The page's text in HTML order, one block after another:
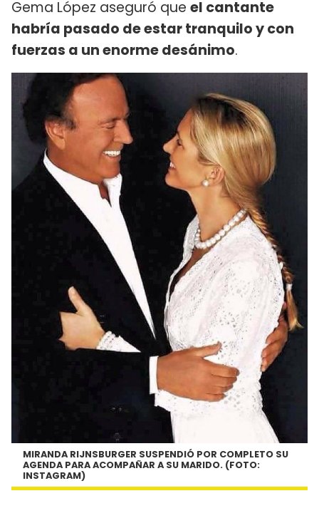
Gema López aseguró que el cantante
habría pasado de estar tranquilo y con
fuerzas a un enorme desánimo.
MIRANDA RIJNSBURGER SUSPENDIÓ POR COMPLETO SU
AGENDA PARA ACOMPAÑAR A SU MARIDO. (FOTO:
INSTAGRAM)